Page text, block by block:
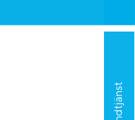
Kundtjänst